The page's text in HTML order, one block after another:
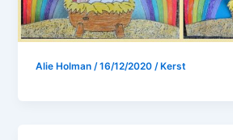
Alie Holman/16/12/2020/ Kerst